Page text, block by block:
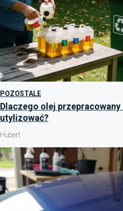
POZOSTALE
Dlaczego olej
utylizować?
Hubert